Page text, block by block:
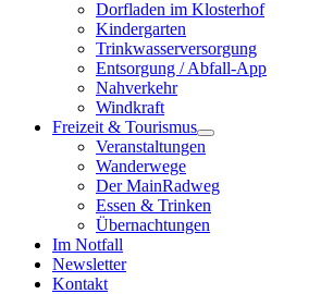
Dorfladen im Klosterhof
Kindergarten
Trinkwasserversorgung
Entsorgung / Abfall-App
Nahverkehr
Windkraft
Freizeit & Tourismus
Veranstaltungen
Wanderwege
Der MainRadweg
Essen & Trinken
Übernachtungen
Im Notfall
Newsletter
Kontakt